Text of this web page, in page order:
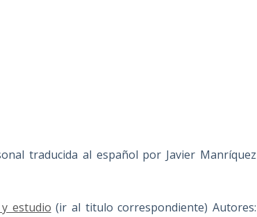
traducida al español por Javier Manríquez
estudio (ir al titulo correspondiente) Autores: